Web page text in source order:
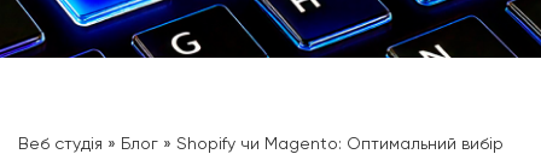
Веб студія » Блог » Shopify чи Magento: Оптимальний вибір